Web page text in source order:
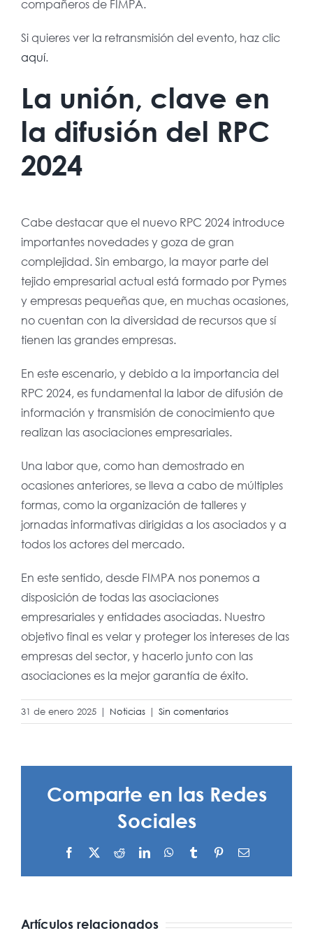
compañeros de FIMPA.
Si quieres ver la retransmisión del evento, haz clic
aquí.
La unión, clave en
la difusión del RPC
2024
Cabe destacar que el nuevo RPC 2024 introduce
importantes novedades y goza de gran
complejidad. Sin embargo, la mayor parte del
tejido empresarial actual está formado por Pymes
y empresas pequeñas que, en muchas ocasiones,
no cuentan con la diversidad de recursos que sí
tienen las grandes empresas.
En este escenario, y debido a la importancia del
RPC 2024, es fundamental la labor de difusión de
información y transmisión de conocimiento que
realizan las asociaciones empresariales.
Una labor que, como han demostrado en
ocasiones anteriores, se lleva a cabo de múltiples
formas, como la organización de talleres y
jornadas informativas dirigidas a los asociados y a
todos los actores del mercado.
En este sentido, desde FIMPA nos ponemos a
disposición de todas las asociaciones
empresariales y entidades asociadas. Nuestro
objetivo final es velar y proteger los intereses de las
empresas del sector, y hacerlo junto con las
asociaciones es la mejor garantía de éxito.
31 de enero 2025 | Noticias | Sin comentarios
Comparte en las Redes
Sociales
Facebook RedditLinkedInWhatsApp
Tumblr PinterestCorreo
Artículos relacionados
de la
El
Técnico